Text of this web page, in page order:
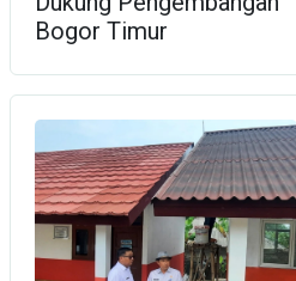
Bogor Timur